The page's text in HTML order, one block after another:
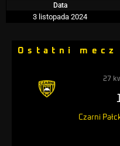
Data
3 listopada 2024
Ostatni mecz
27
Czarni